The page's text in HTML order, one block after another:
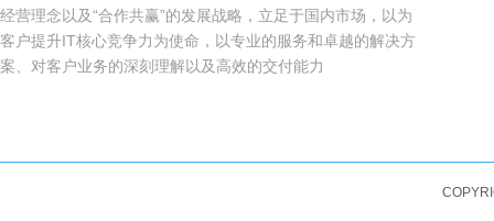
经营理念以及“合作共赢”的发展战略，立足于国内市场，以为
客户提升IT核心竞争力为使命，以专业的服务和卓越的解决方
案、对客户业务的深刻理解以及高效的交付能力